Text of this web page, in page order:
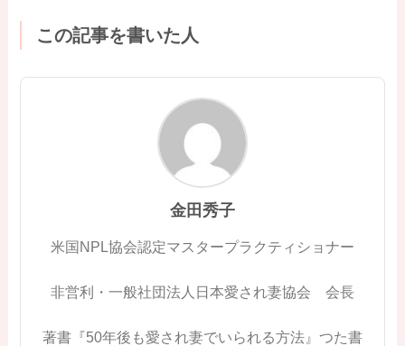
この記事を書いた人
金田秀子
米国NPL協会認定マスタープラクティショナー
非営利・一般社団法人日本愛され妻協会 会長
著書『50年後も愛され妻でいられる方法』つた書